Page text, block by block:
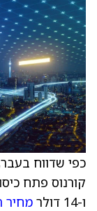
קורנוס פתח
ו-14 דולר
מחיר